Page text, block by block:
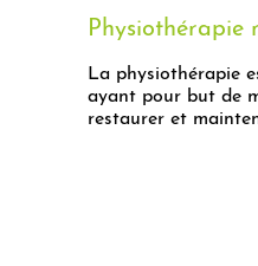
Physiothérapie
La physiothérapie
ayant pour but de
restaurer et